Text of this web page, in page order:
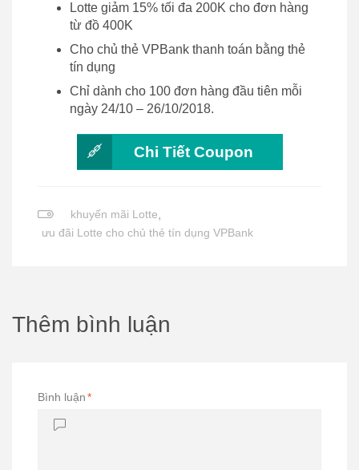
Lotte giảm 15% tối đa 200K cho đơn hàng
từ đồ 400K
Cho chủ thẻ VPBank thanh toán bằng thẻ
tín dụng
Chỉ dành cho 100 đơn hàng đầu tiên mỗi
ngày 24/10 – 26/10/2018.
Chi Tiết Coupon
khuyến mãi Lotte,
ưu đãi Lotte cho chủ thẻ tín dụng VPBank
Thêm bình luận
Bình luận*